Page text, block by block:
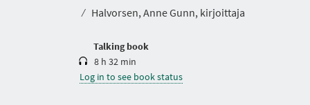
⁄ Halvorsen, Anne Gunn, kirjoittaja
Talking book
i
8 h 32 min
Log in to see book status